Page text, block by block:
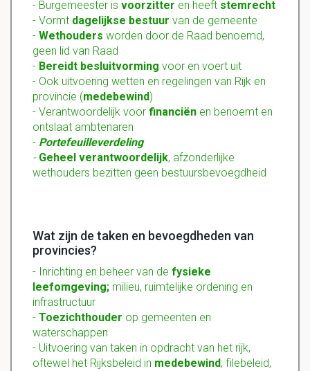
- Burgemeester is voorzitter en heeft stemrecht
- Vormt dagelijkse bestuur van de gemeente
- Wethouders worden door de Raad benoemd,
geen lid van Raad
- Bereidt besluitvorming voor en voert uit
- Ook uitvoering wetten en regelingen van Rijk en
provincie (medebewind)
- Verantwoordelijk voor financiën en benoemt en
ontslaat ambtenaren
- Portefeuilleverdeling
- Geheel verantwoordelijk, afzonderlijke
wethouders bezitten geen bestuursbevoegdheid
Wat zijn de taken en bevoegdheden van
provincies?
- Inrichting en beheer van de fysieke
leefomgeving; milieu, ruimtelijke ordening en
infrastructuur
- Toezichthouder op gemeenten en
waterschappen
- Uitvoering van taken in opdracht van het rijk,
oftewel het Rijksbeleid in medebewind; filebeleid,